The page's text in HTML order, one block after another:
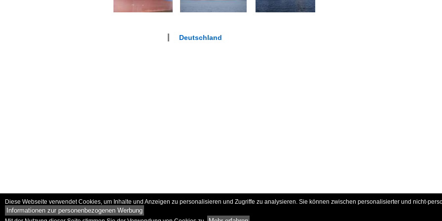
Deutschland
Diese Webseite verwendet Cookies, um Inhalte und Anzeigen zu personalisieren und Zugriffe zu analysieren. Sie können zwischen personalisierter und nicht-
Informationen zur personenbezogenen Werbung